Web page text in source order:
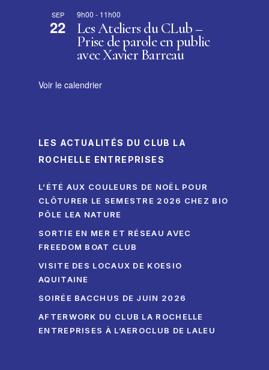
SEP
22
9h00 - 11h00
Les Ateliers du CLub –
Prise de parole en public
avec Xavier Barreau
Voir le calendrier
LES ACTUALITÉS DU CLUB LA
ROCHELLE ENTREPRISES
L’ÉTÉ AUX COULEURS DE NOËL POUR
CLÔTURER LE SEMESTRE 2026 CHEZ BIO
PÔLE LEA NATURE
SORTIE EN MER ET RÉSEAU AVEC
FREEDOM BOAT CLUB
VISITE DES LOCAUX DE KOESIO
AQUITAINE
SOIRÉE BACCHUS DE JUIN 2026
AFTERWORK DU CLUB LA ROCHELLE
ENTREPRISES À L’AEROCLUB DE LALEU